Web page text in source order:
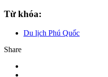
Từ khóa:
Du lịch Phú Quốc
Share